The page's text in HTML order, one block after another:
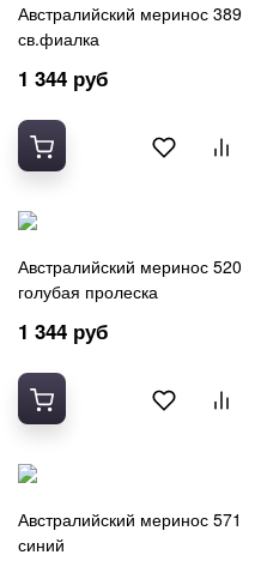
Австралийский меринос 389
св.фиалка
1 344 руб
Австралийский меринос 520
голубая пролеска
1 344 руб
Австралийский меринос 571
синий